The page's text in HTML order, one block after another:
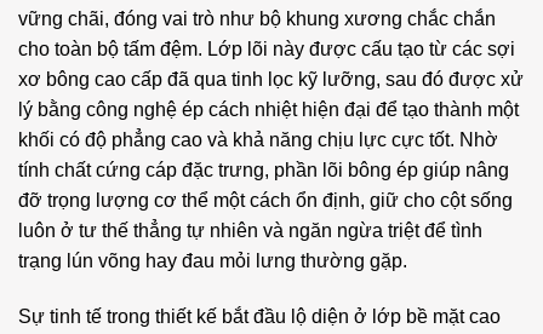
vững chãi, đóng vai trò như bộ khung xương chắc chắn
cho toàn bộ tấm đệm. Lớp lõi này được cấu tạo từ các sợi
xơ bông cao cấp đã qua tinh lọc kỹ lưỡng, sau đó được xử
lý bằng công nghệ ép cách nhiệt hiện đại để tạo thành một
khối có độ phẳng cao và khả năng chịu lực cực tốt. Nhờ
tính chất cứng cáp đặc trưng, phần lõi bông ép giúp nâng
đỡ trọng lượng cơ thể một cách ổn định, giữ cho cột sống
luôn ở tư thế thẳng tự nhiên và ngăn ngừa triệt để tình
trạng lún võng hay đau mỏi lưng thường gặp.
Sự tinh tế trong thiết kế bắt đầu lộ diện ở lớp bề mặt cao